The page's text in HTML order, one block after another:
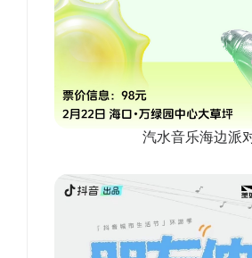
汽水音乐海边派